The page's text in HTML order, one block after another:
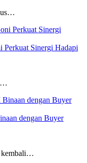
Perkuat Sinergi Hadapi
dengan Buyer
kembali…